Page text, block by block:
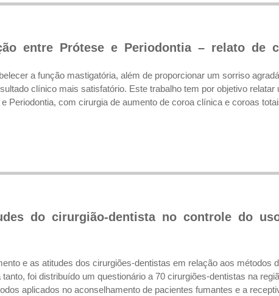
entre Prótese e Periodontia – relato de
a função mastigatória, além de proporcionar um sorriso
clínico mais satisfatório. Este trabalho tem por objetivo
Periodontia, com cirurgia de aumento de coroa clínica e coroas
do cirurgião-dentista no controle do
e as atitudes dos cirurgiões-dentistas em relação aos métodos
foi distribuído um questionário a 70 cirurgiões-dentistas na
aplicados no aconselhamento de pacientes fumantes e a